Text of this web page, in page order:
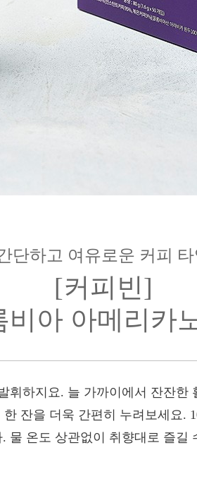
단하고 여유로운 커피 타
[커피빈]
비아 아메리카
휘하지요. 늘 가까이에서 잔잔
잔을 더욱 간편히 누려보세요.
물 온도 상관없이 취향대로 즐길